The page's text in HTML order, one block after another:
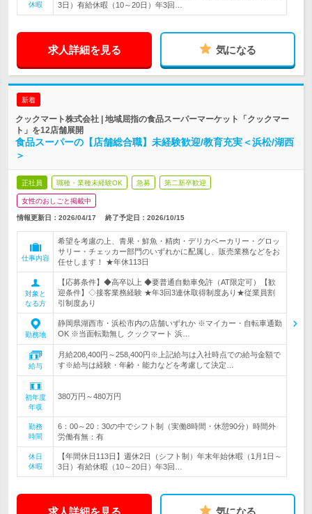
休暇
3日）有給休暇（10～20日）年3回…
求人詳細を見る 気になる
新着
クックマート株式会社 | 地域屈指の食品スーパーマーケット「クックマー
ト」を12店舗展開
食品スーパーの【店舗総合職】未経験歓迎/教育充実＜浜松/湖西
＞
正社員 職種・業種未経験OK 急募 第二新卒歓迎
女性のおしごと掲載中
情報更新日：2026/04/17 終了予定日： 2026/10/15
仕事内容
希望を考慮の上、青果・鮮魚・精肉・デリカベーカリー・グロッ
サリー・チェッカー部門のいずれかに配属し、販売業務などをお
任せします！ ★年休113日
対象と
なる方
【応募条件】◆高卒以上 ◆要普通自動車免許（AT限定可）【歓
迎条件】◇接客業務経験 ★年3回3連休取得制度あり★従業員割
引制度あり
勤務地
静岡県湖西市・浜松市内の店舗いずれか ※マイカー・自転車通勤
OK ※当面転勤無し クックマート 浜…
給与
月給208,400円～258,400円※上記給与は入社時点での給与金額で
す※給与は経験・年齢・能力などを考慮して決定…
初年度
年収
380万円～480万円
勤務
時間
6：00～20：30の中でシフト制（実働8時間・休憩90分）時間外
労働有無：有
休日
休暇
【年間休日113日】週休2日（シフト制）年末年始休暇（1月1日～
3日）有給休暇（10～20日）年3回…
求人詳細を見る 気になる